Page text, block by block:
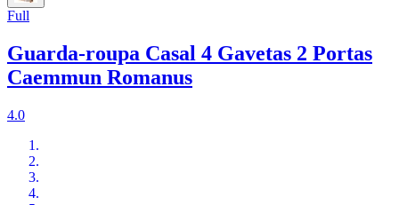
Full
Guarda-roupa Casal 4 Gavetas 2 Portas
Caemmun Romanus
4.0